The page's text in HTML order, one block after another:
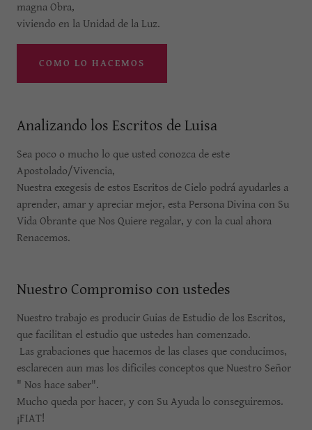
magna Obra,
viviendo en la Unidad de la Luz.
COMO LO HACEMOS
Analizando los Escritos de Luisa
Sea poco o mucho lo que usted conozca de este
Apostolado/Vivencia,
Nuestra exegesis de estos Escritos de Cielo podrá ayudarles a
aprender, amar y apreciar mejor, esta Persona Divina con Su
Vida Obrante que Nos Quiere regalar, y con la cual ahora
Renacemos.
Nuestro Compromiso con ustedes
Nuestro trabajo es producir Guias de Estudio de los Escritos,
que facilitan el estudio que ustedes han comenzado.
Las grabaciones que hacemos de las clases que conducimos,
esclarecen aun mas los dificiles conceptos que Nuestro Señor
" Nos hace saber".
Mucho queda por hacer, y con Su Ayuda lo conseguiremos.
¡FIAT!